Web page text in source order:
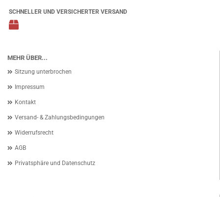
SCHNELLER UND VERSICHERTER VERSAND
MEHR ÜBER...
Sitzung unterbrochen
Impressum
Kontakt
Versand- & Zahlungsbedingungen
Widerrufsrecht
AGB
Privatsphäre und Datenschutz